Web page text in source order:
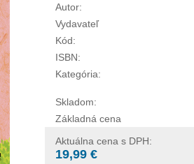
Autor:
Vydavateľ
Kód:
ISBN:
Kategória:
Skladom:
Základná cena
Aktuálna cena s DPH:
19,99 €